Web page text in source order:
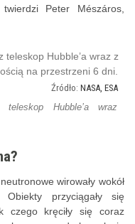
Peter Mészáros,
NASA, ESA
Hubble’a wraz
wirowały wokół
przyciągały się
czego kręciły się coraz